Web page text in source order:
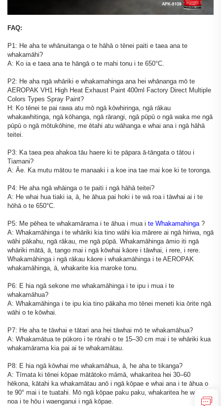
FAQ:
P1: He aha te whānuitanga o te hāhā o tēnei paiti e taea ana te
whakamāhi?
A: Ko ia e taea ana te hāngā o te mahi tonu i te 650°C.
P2: He aha ngā whāriki e whakamahinga ana hei whānanga mō te
AEROPAK VH1 High Heat Exhaust Paint 400ml Factory Direct Multiple
Colors Types Spray Paint?
H: Ko tēnei te pai rawa atu mō ngā kōwhiringa, ngā rākau
whakawhitinga, ngā kōhanga, ngā rārangi, ngā pūpū o ngā waka me ngā
pūpū o ngā mōtukōhine, me ētahi atu wāhanga e whai ana i ngā hāhā
teitei.
P3: Ka taea pea ahakoa tāu haere ki te pāpara ā-tāngata o tātou i
Tiamani?
A: Āe. Ka mutu mātou te manaaki i a koe ina tae mai koe ki te toronga.
P4: He aha ngā whāinga o te paiti i ngā hāhā teitei?
A: He whai hua tiaki ia, ā, he āhua pai hoki i te wā roa i tāwhai ai i te
hōhā o te 650°C.
P5: Me pēhea te whakamārama i te āhua i mua i te Whakamahinga ?
A: Whakamāhinga i te whāriki kia tino wāhi kia mārere ai ngā hiriwa, ngā
wāhi pākahu, ngā rākau, me ngā pūpā. Whakamāhinga āmio iti ngā
whāriki mātā, ā, tango mai i ngā kōwhai kāore i tāwhai, i rere, i rere.
Whakamāhinga i ngā rākau kāore i whakamāhinga i te AEROPAK
whakamāhinga, ā, whakarite kia maroke tonu.
P6: E hia ngā sekone me whakamāhinga i te ipu i mua i te
whakamāhua?
A: Whakamāhinga i te ipu kia tino pākaha mo tēnei meneti kia ōrite ngā
wāhi o te kōwhai.
P7: He aha te tāwhai e tātari ana hei tāwhai mō te whakamāhua?
A: Whakamātua te pūkoro i te rōrahi o te 15–30 cm mai i te whāriki kua
whakamārama kia pai ai te whakamātau.
P8: E hia ngā kōwhai me whakamāhua, ā, he aha te tikanga?
A: Tīmata ki tēnei kōpae mātātoko māmā, whakaritea hei 30–60
hēkona, kātahi ka whakamātau anō i ngā kōpae e whai ana i te āhua o
te 90° mai i te tuatahi. Mō ngā kōpae paku paku, whakaritea he wā iti
noa i te hōu i waenganui i ngā kōpae.